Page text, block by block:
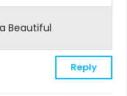
Beautiful
Reply